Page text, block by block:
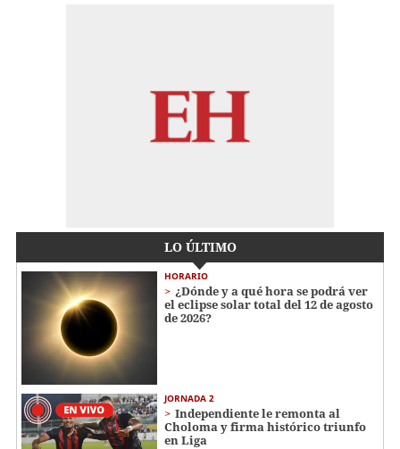
LO ÚLTIMO
HORARIO
¿Dónde y a qué hora se podrá ver
el eclipse solar total del 12 de agosto
de 2026?
JORNADA 2
Independiente le remonta al
Choloma y firma histórico triunfo
en Liga